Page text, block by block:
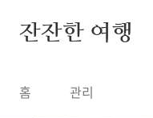
잔잔한 여행
홈 관리